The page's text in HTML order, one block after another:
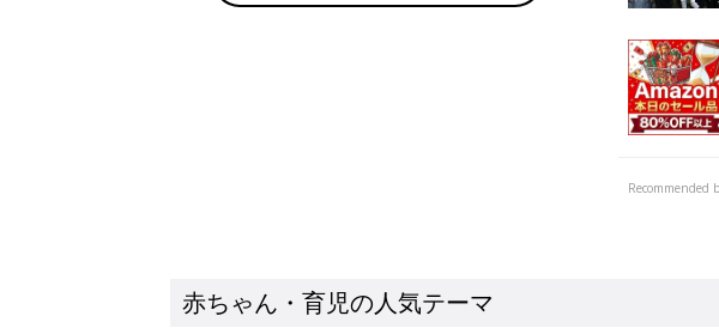
Recommended
赤ちゃん・育児の人気テーマ